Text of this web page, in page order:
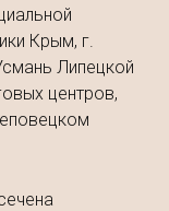
Крым, г.
Липецкой
центров,